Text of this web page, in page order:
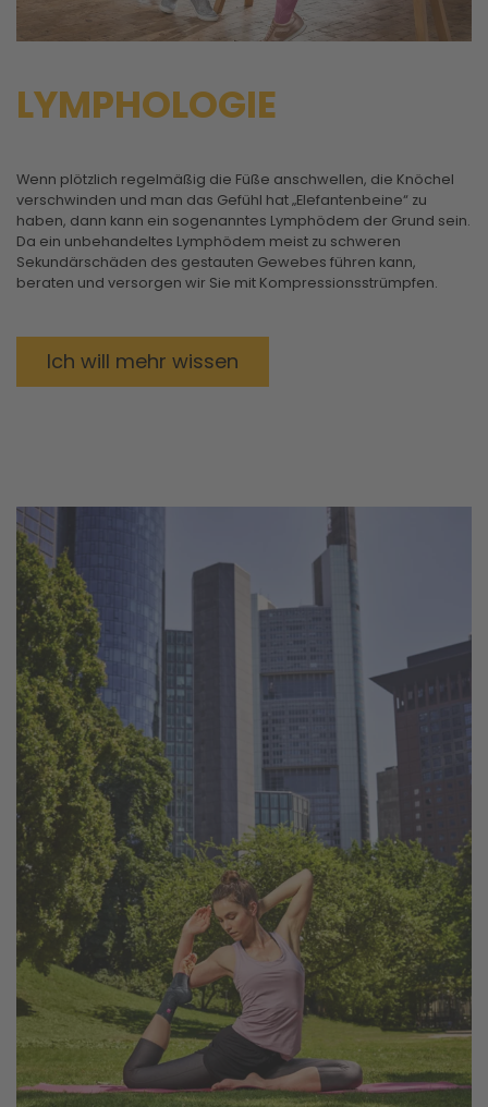
LYMPHOLOGIE
Wenn plötzlich regelmäßig die Füße anschwellen, die Knöchel
verschwinden und man das Gefühl hat „Elefantenbeine“ zu
haben, dann kann ein sogenanntes Lymphödem der Grund sein.
Da ein unbehandeltes Lymphödem meist zu schweren
Sekundärschäden des gestauten Gewebes führen kann,
beraten und versorgen wir Sie mit Kompressionsstrümpfen.
Ich will mehr wissen